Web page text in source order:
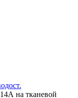
на тканевой